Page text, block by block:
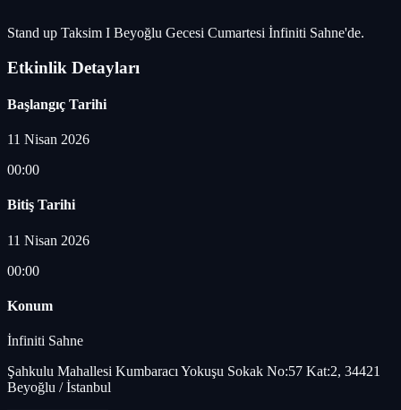
Stand up Taksim I Beyoğlu Gecesi Cumartesi İnfiniti Sahne'de.
Etkinlik Detayları
Başlangıç Tarihi
11 Nisan 2026
00:00
Bitiş Tarihi
11 Nisan 2026
00:00
Konum
İnfiniti Sahne
Şahkulu Mahallesi Kumbaracı Yokuşu Sokak No:57 Kat:2, 34421
Beyoğlu / İstanbul